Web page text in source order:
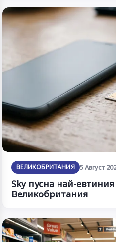
ВЕЛИКОБРИТАНИЯ 5 Август
Sky пусна най-
Великобритания